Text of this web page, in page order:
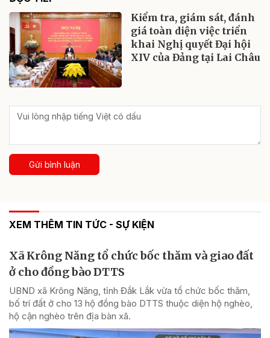
Kiểm tra, giám sát, đánh
giá toàn diện việc triển
khai Nghị quyết Đại hội
XIV của Đảng tại Lai Châu
Gửi bình luận
XEM THÊM TIN TỨC - SỰ KIỆN
Xã Krông Năng tổ chức bốc thăm và giao đất
ở cho đồng bào DTTS
UBND xã Krông Năng, tỉnh Đắk Lắk vừa tổ chức bốc thăm,
bố trí đất ở cho 13 hộ đồng bào DTTS thuộc diện hộ nghèo,
hộ cận nghèo trên địa bàn xã.